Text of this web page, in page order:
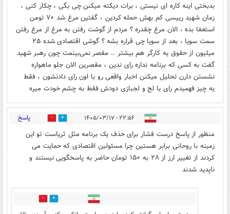
بدبختی اینه کاره ای نیستی ، برات دیکته میکنن چی بگی ، چکار کنی ،
زمان شهید رییسی کم بهش حمله کردین ، گفتین مرغ شد ۷۰ تومن
استعفا بده ، الان مرغ چقدره ؟ مردم از گوشت رفتن به مرغ از مرغ رفتن
سمت سویا ، بعد از سویا چی قراره بشه ؟ گوشی اقتصادی شده ۲۵
میلیون از حقوق یه کارگر هم بیشتر .. مقصر نمی‌بینمت چون رهبر شهید
گفت به کسی که برنامه نداره رای ندین ، مقصرین الان جلو ماهواره
نشستن دارن تحلیل میکنن اخبار واقعی رو با اون رای دادنشون ، فقط
یه چیز فهمیدم رای با لج و لجبازی دودش فقط به چشم خودت میره
۲۲:۵۶ - ۱۴۰۵/۰۳/۱۷ 6 پاسخ
منظور از پاسخ درست فشار برای حذف یک برنامه مثل ثریاست تو این
زمینه با روحانی برابر هستین چرا مسئولین اقتصادی که حمایت می
کردند از تغییر ارز از ۲۸ به ۱۵۰ تومان حاضر به پاسخگویی نیستند و
ناپدید شدند
1